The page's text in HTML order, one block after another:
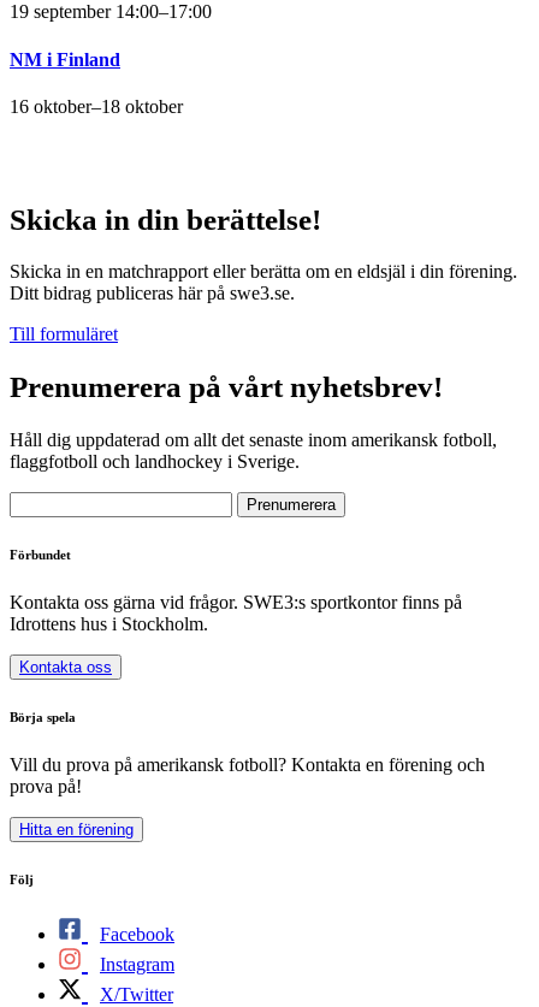
19 september 14:00–17:00
NM i Finland
16 oktober–18 oktober
Skicka in din berättelse!
Skicka in en matchrapport eller berätta om en eldsjäl i din förening.
Ditt bidrag publiceras här på swe3.se.
Till formuläret
Prenumerera på vårt nyhetsbrev!
Håll dig uppdaterad om allt det senaste inom amerikansk fotboll,
flaggfotboll och landhockey i Sverige.
Förbundet
Kontakta oss gärna vid frågor. SWE3:s sportkontor finns på
Idrottens hus i Stockholm.
Kontakta oss
Börja spela
Vill du prova på amerikansk fotboll? Kontakta en förening och
prova på!
Hitta en förening
Följ
Facebook
Instagram
X/Twitter